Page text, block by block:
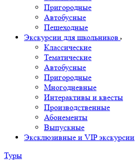
Пригородные
Автобусные
Пешеходные
Экскурсии для школьников
Классические
Тематические
Автобусные
Пригородные
Многодневные
Интерактивы и квесты
Производственные
Абонементы
Выпускные
Эксклюзивные и VIP экскурсии
Туры